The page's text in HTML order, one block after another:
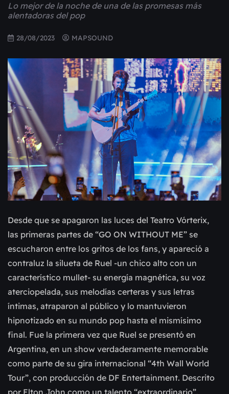
Lo mejor de la noche de una de las promesas más
alentadoras del pop
28/08/2023 MAPSOUND
Desde que se apagaron las luces del Teatro Vórterix,
las primeras partes de “GO ON WITHOUT ME” se
escucharon entre los gritos de los fans, y apareció a
contraluz la silueta de Ruel -un chico alto con un
característico mullet- su energía magnética, su voz
aterciopelada, sus melodías certeras y sus letras
íntimas, atraparon al público y lo mantuvieron
hipnotizado en su mundo pop hasta el mismísimo
final. Fue la primera vez que Ruel se presentó en
Argentina, en un show verdaderamente memorable
como parte de su gira internacional “4th Wall World
Tour”, con producción de DF Entertainment. Descrito